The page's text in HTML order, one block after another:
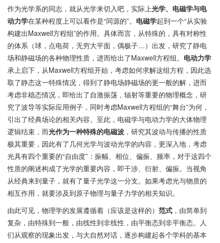
作为光学系的同志，就从光学来切入吧，实际上光学、电磁学与电
动力学在某种程度上可以看作是“同源的”。 电磁学起到一个“从实验
构建出Maxwell方程组”的作用。具体而言，从特殊的，具有对称性
的体系（球，点电荷，无穷大平面，偶极子…）出发，研究了静电
场和静磁场的各种物理性质，进而给出了Maxwell方程组。 电动力学
承上启下，从Maxwell方程组开始，考虑如何求解这组方程，因此选
取了静态这一特殊情况，得到了静电场静磁场的更一般的解，进而
考虑非稳态情况，即给出了自激振荡，辐射等重要的物理概念，研
究了波导等实际应用例子，同时考虑Maxwell方程组的“舞台”为何，
引出了经典场论的相关内容。至此，电磁学与电动力学的大体物理
逻辑结束，而光作为一种特殊的电磁波 ，研究其波动与传播的性质
极其重要，因此有了几何光学与波动光学的内容，更深入地，考虑
光具有四个重要的“自由度”：振幅、相位、偏振、频率，对于这四个
性质的阐述构成了光学的重要内容，即干涉、衍射、偏振。当视角
从经典来到量子，就有了量子光学这一分支。如果考虑光与物质的
相互作用，就要涉及到原子物理与量子力学的相关知识。
由此可见，物理学的发展遵循着（应该是这样的） 范式 ，由简单到
复杂，由特殊到一般，由线性到非线性，由平衡态到非平衡态。人
们从观察的现象出发，与大自然对话，逐步构建起各个学科的基本